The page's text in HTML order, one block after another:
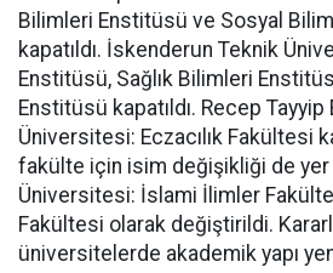
Bilimleri Enstitüsü ve Sosyal
kapatıldı. İskenderun Teknik
Enstitüsü, Sağlık Bilimleri
Enstitüsü kapatıldı. Recep Tayyip
Üniversitesi: Eczacılık Fakültesi
fakülte için isim değişikliği de yer
Üniversitesi: İslami İlimler
Fakültesi olarak değiştirildi.
üniversitelerde akademik yapı